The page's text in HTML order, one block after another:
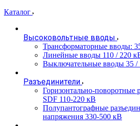
Каталог
Высоковольтные вводы
Трансформаторные вводы:
Линейные вводы 110 / 220
Выключательные вводы 35 /
Разъединители
Горизонтально-поворотные
SDF 110-220 кВ
Полупантографные
напряжения 330-500 кВ